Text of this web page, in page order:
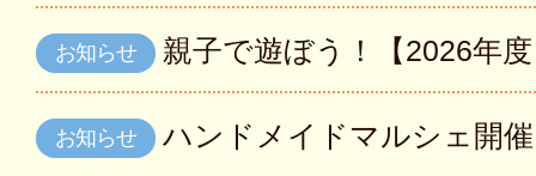
お知らせ 親子で遊ぼう！【2026年
お知らせ ハンドメイドマルシェ開催